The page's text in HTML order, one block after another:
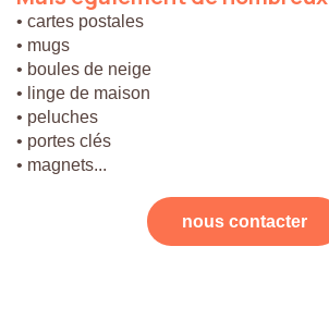
• cartes postales
• mugs
• boules de neige
• linge de maison
• peluches
• portes clés
• magnets...
nous contacter